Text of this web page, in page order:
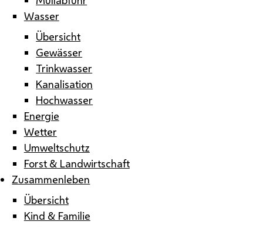
Wasser
Übersicht
Gewässer
Trinkwasser
Kanalisation
Hochwasser
Energie
Wetter
Umweltschutz
Forst & Landwirtschaft
Zusammenleben
Übersicht
Kind & Familie